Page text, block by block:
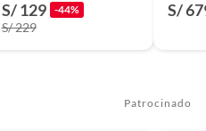
S/ 129 -44%
S/ 229
S/
Patrocinado